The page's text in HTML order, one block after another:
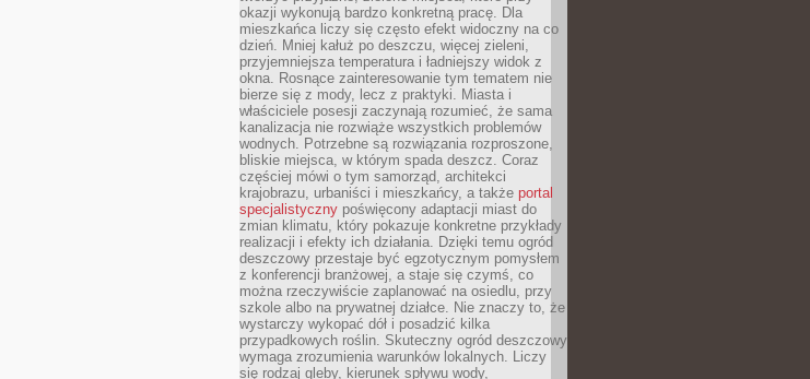
okazji wykonują bardzo konkretną pracę. Dla
mieszkańca liczy się często efekt widoczny na co
dzień. Mniej kałuż po deszczu, więcej zieleni,
przyjemniejsza temperatura i ładniejszy widok z
okna. Rosnące zainteresowanie tym tematem nie
bierze się z mody, lecz z praktyki. Miasta i
właściciele posesji zaczynają rozumieć, że sama
kanalizacja nie rozwiąże wszystkich problemów
wodnych. Potrzebne są rozwiązania rozproszone,
bliskie miejsca, w którym spada deszcz. Coraz
częściej mówi o tym samorząd, architekci
krajobrazu, urbaniści i mieszkańcy, a także portal
specjalistyczny poświęcony adaptacji miast do
zmian klimatu, który pokazuje konkretne przykłady
realizacji i efekty ich działania. Dzięki temu ogród
deszczowy przestaje być egzotycznym pomysłem
z konferencji branżowej, a staje się czymś, co
można rzeczywiście zaplanować na osiedlu, przy
szkole albo na prywatnej działce. Nie znaczy to, że
wystarczy wykopać dół i posadzić kilka
przypadkowych roślin. Skuteczny ogród deszczowy
wymaga zrozumienia warunków lokalnych. Liczy
się rodzaj gleby, kierunek spływu wody,